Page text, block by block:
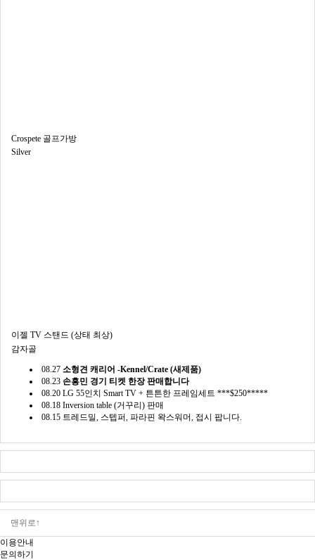
Crospete 골프가방
Silver
이젤 TV 스탠드 (상태 최상)
감자골
08.27 소형견 캐리어 -Kennel/Crate (새제품)
08.23 손흥민 경기 티켓 한장 판매합니다
08.20 LG 55인치 Smart TV + 튼튼한 프레임세트 ***$250*****
08.18 Inversion table (거꾸리) 판매
08.15 트레드밀, 스텝퍼, 파라핀 왁스워머, 접시 팝니다.
맨위로↑
이용안내
문의하기